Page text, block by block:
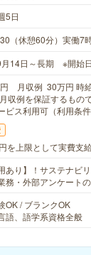
5日
（休憩60分）実働7
14日～長期 ※開始
月収例 30万円 時
収例を保証するもの
ビス利用可（利用条件
を上限として実費支
あり】！サステナビ
務・外部アンケート
OK / ブランクOK
語、語学系資格全般